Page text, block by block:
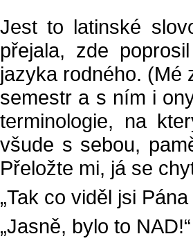
Jest to latinské
přejala, zde
jazyka rodného. (Mé
semestr a s ním i
terminologie, na
všude s sebou,
Přeložte mi, já se
„Tak co viděl jsi
„Jasně, bylo to NAD!“